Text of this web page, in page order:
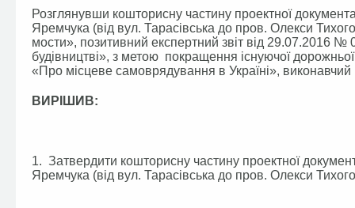
Розглянувши кошторисну частину проектної
Яремчука (від вул. Тарасівська до пров. Олекси
мости», позитивний експертний звіт від 29.07.2016
будівництві», з метою покращення існуючої
«Про місцеве самоврядування в Україні», виконавчий
ВИРІШИВ:
1. Затвердити кошторисну частину проектної
Яремчука (від вул. Тарасівська до пров. Олекси